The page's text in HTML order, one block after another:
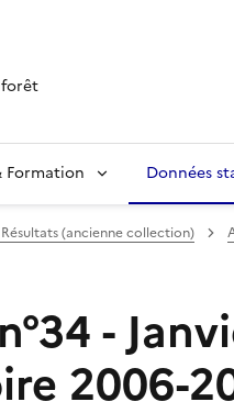
Formation Données
(ancienne collection)
-
2006-